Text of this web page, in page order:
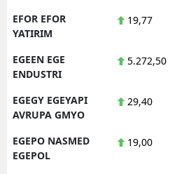
EFOR EFOR
YATIRIM
19,77
EGEEN EGE
ENDUSTRI
5.272,50
EGEGY EGEYAPI
AVRUPA GMYO
29,40
EGEPO NASMED
EGEPOL
19,00